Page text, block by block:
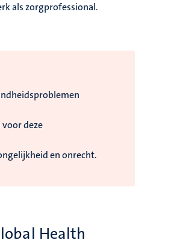
als zorgprofessional.
deze
en onrecht.
Health